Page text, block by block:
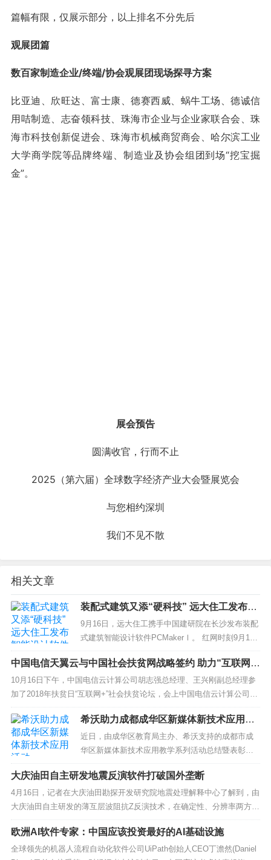
篇幅有限，仅展示部分，以上排名不分先后
观展团篇
数百家制造企业/终端/协会观展团现场探寻方案
比亚迪、欣旺达、富士康、德赛西威、蜗牛工场、德诚信
用咭制造、志奋领科技、珠海市企业与企业家联合会、珠
海市科技创新促进会、珠海市机械商贸商会、哈尔滨工业
大学商学院等品牌终端、制造业及协会组团到场“挖宝掘
金”。
展会预告
圆满收官，行而不止
2025（第六届）全球数字经济产业大会暨展览会
与您相约深圳
我们不见不散
相关文章
装配式建筑又添“硬科技” 远大住工发布智
能设计软件
9月16日，远大住工携手中国建研院在长沙发布装配
式建筑智能设计软件PCMakerⅠ。 红网时刻9月16
日讯（记者 卢欣）建筑工业化已经上升为国家战
略、顶层设计。9月16日，远大...
中国电信天翼云与中国社会扶贫网战略签约 助力“互联网
+”社会扶贫
10月16日下午，中国电信云计算公司胡志强总经理、王兴刚副总经理参
加了2018年扶贫日“互联网+”社会扶贫论坛，会上中国电信云计算公司与
社会扶贫网科技有限公司签署了战略合...
希沃助力成都成华区新媒体新技术应用活
动
近日，由成华区教育局主办、希沃支持的成都市成
华区新媒体新技术应用教学系列活动总结暨表彰会
在石室初中青龙校区隆重举行。 成华区未来学校共
同体成员学校、区数字校园及智慧学校试点学校...
大庆油田自主研发地震反演软件打破国外垄断
4月16日，记者在大庆油田勘探开发研究院地震处理解释中心了解到，由
大庆油田自主研发的薄互层波阻抗Z反演技术，在确定性、分辨率两方面
均大大优于国内外当前现有技术。 这一技术的推出，打破了欧...
欧洲AI软件专家：中国应该投资最好的AI基础设施
全球领先的机器人流程自动化软件公司UiPath创始人CEO丁澹然(Daniel